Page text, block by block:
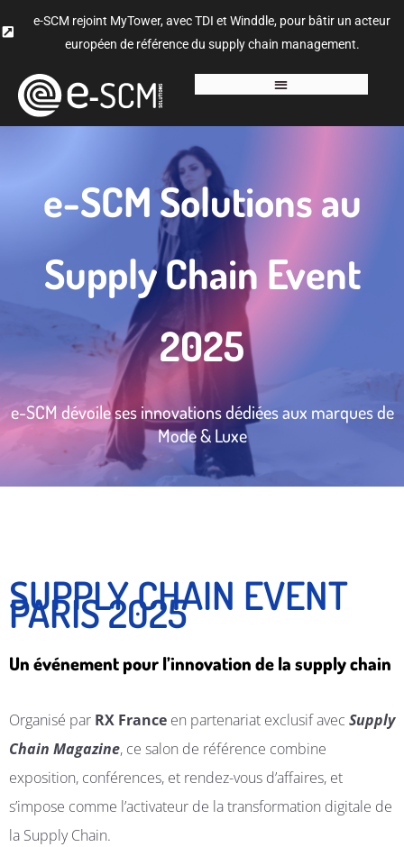
e-SCM rejoint MyTower, avec TDI et Winddle, pour bâtir un acteur
européen de référence du supply chain management.
e-SCM Solutions au
Supply Chain Event
2025
e-SCM dévoile ses innovations dédiées aux marques de
Mode & Luxe
SUPPLY CHAIN EVENT
PARIS 2025
Un événement pour l’innovation de la supply chain
Organisé par RX France en partenariat exclusif avec Supply
Chain Magazine, ce salon de référence combine
exposition, conférences, et rendez-vous d’affaires, et
s’impose comme l’activateur de la transformation digitale de
la Supply Chain.